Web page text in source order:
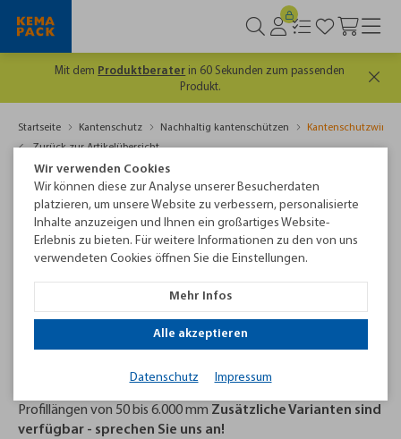
in 60 Sekunden zum passenden
Es
Startseite Kantenschutz Nachhaltig kantenschützen
Zurück zur Artikelübersicht
Profillängen von 50 bis 6.000 mm Zusätzliche Varianten sind
verfügbar - sprechen Sie uns an!
Wir verwenden Cookies
Wir können diese zur Analyse unserer Besucherdaten
platzieren, um unsere Website zu verbessern, personalisierte
Inhalte anzuzeigen und Ihnen ein großartiges Website-
Erlebnis zu bieten. Für weitere Informationen zu den von uns
verwendeten Cookies öffnen Sie die Einstellungen.
Mehr Infos
Alle akzeptieren
Datenschutz Impressum